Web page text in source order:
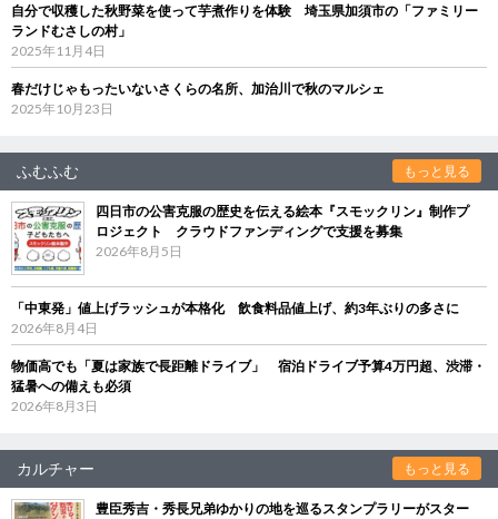
自分で収穫した秋野菜を使って芋煮作りを体験 埼玉県加須市の「ファミリー
ランドむさしの村」
2025年11月4日
春だけじゃもったいないさくらの名所、加治川で秋のマルシェ
2025年10月23日
ふむふむ もっと見る
四日市の公害克服の歴史を伝える絵本『スモックリン』制作プ
ロジェクト クラウドファンディングで支援を募集
2026年8月5日
「中東発」値上げラッシュが本格化 飲食料品値上げ、約3年ぶりの多さに
2026年8月4日
物価高でも「夏は家族で長距離ドライブ」 宿泊ドライブ予算4万円超、渋滞・
猛暑への備えも必須
2026年8月3日
カルチャー もっと見る
豊臣秀吉・秀長兄弟ゆかりの地を巡るスタンプラリーがスター